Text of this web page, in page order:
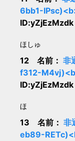
6bb1-
ID:yZjEzMzdk
ほしゅ
12 名前： 非
f312-
ID:yZjEzMzdk
ほ
13 名前： 非
eb89-